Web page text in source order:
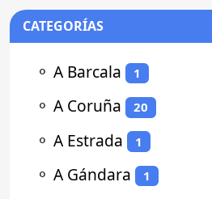
CATEGORÍAS
⚬ A Barcala 1
⚬ A Coruña 20
⚬ A Estrada 1
⚬ A Gándara 1